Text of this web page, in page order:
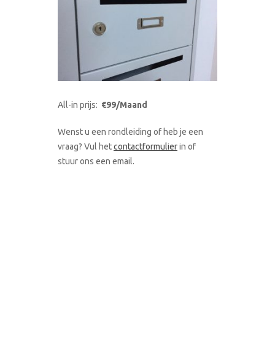
All-in prijs: €99/Maand
Wenst u een rondleiding of heb je een
vraag? Vul hetcontactformulierin of
stuur ons een email.